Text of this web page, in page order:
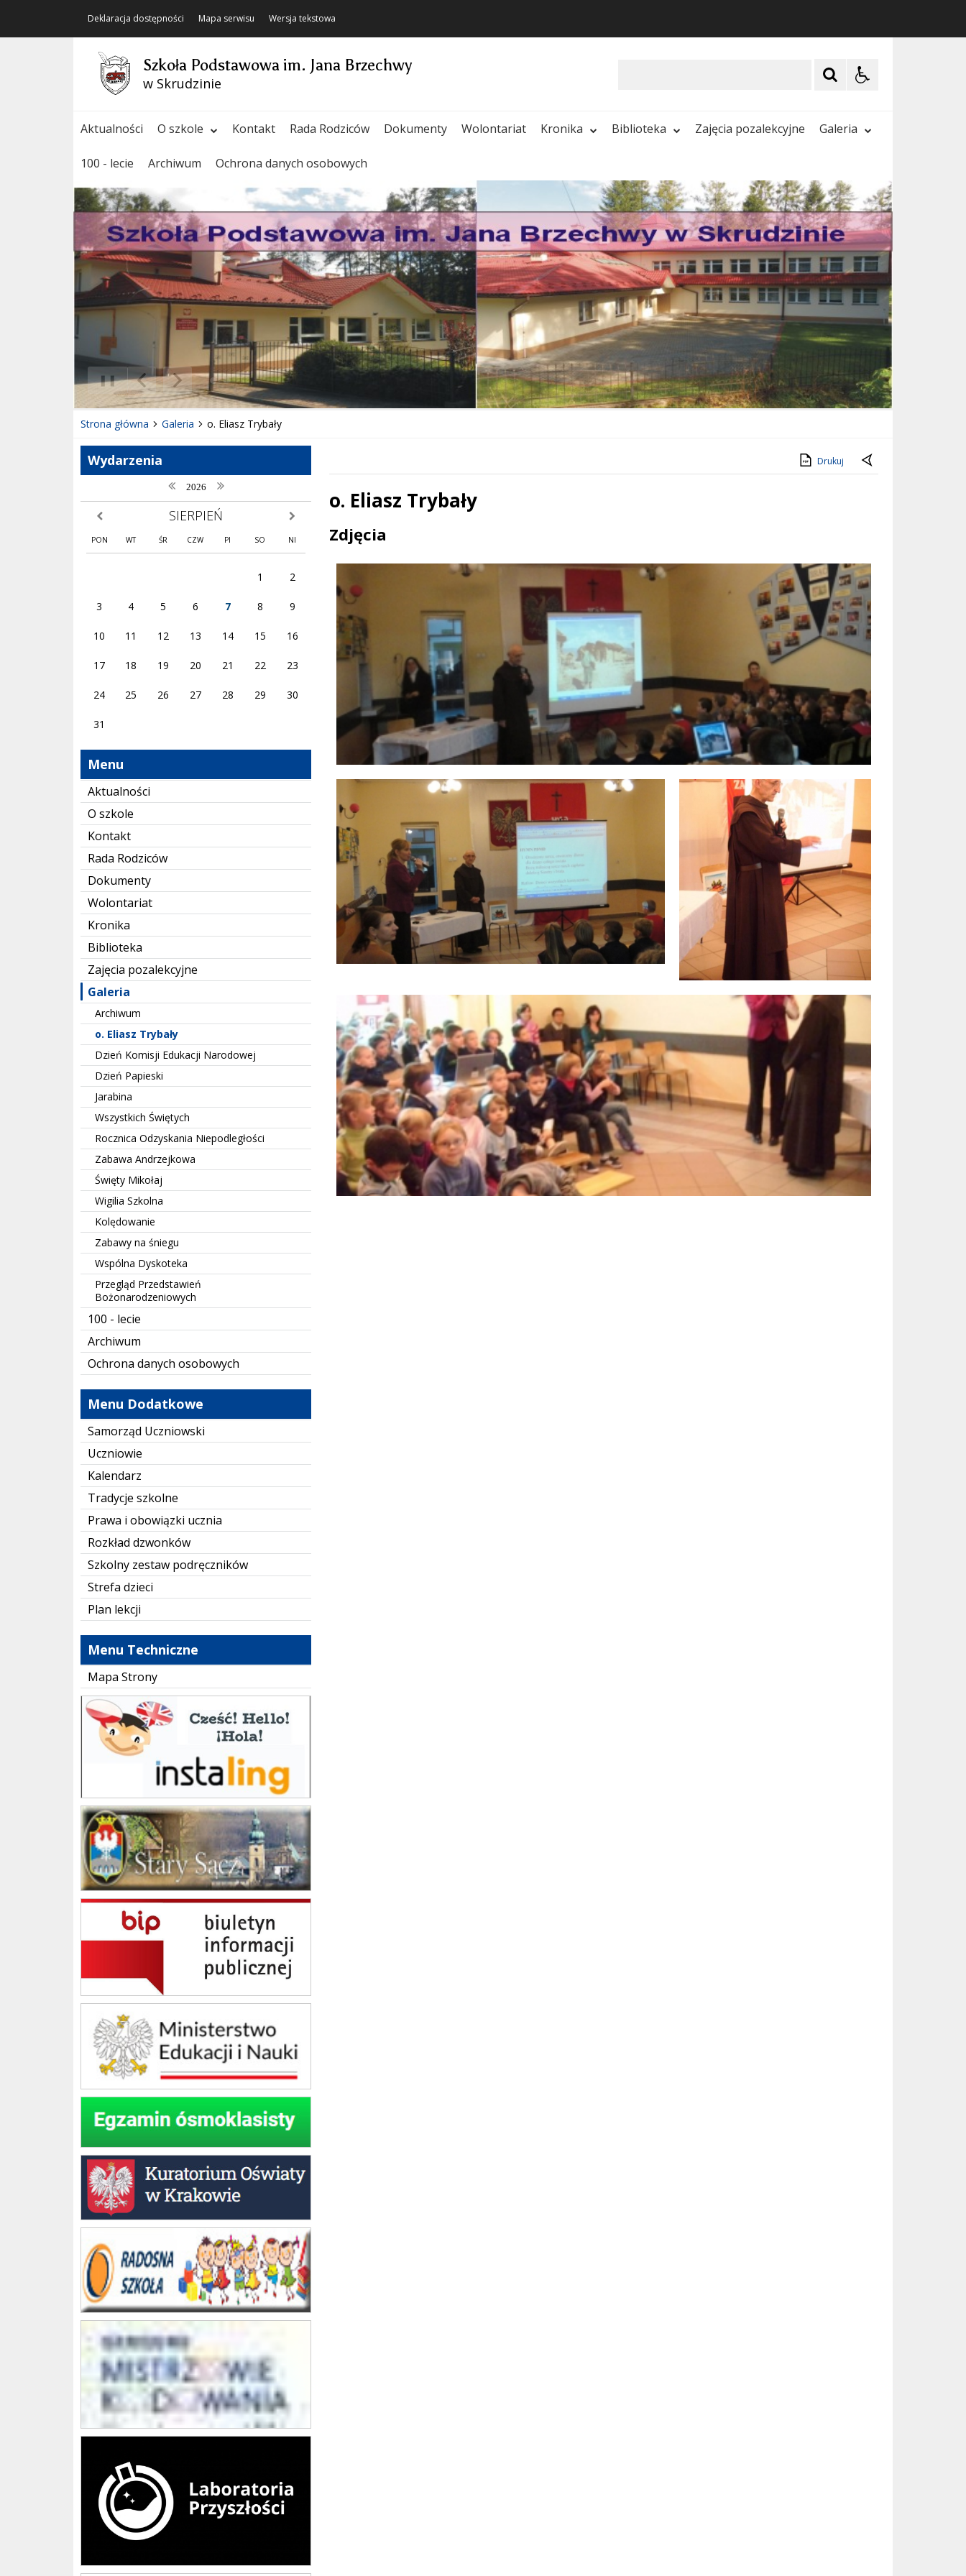
Deklaracja dostępności Mapa serwisu Wersja tekstowa
Szkoła Podstawowa im. Jana Brzechwy
w Skrudzinie
Aktualności O szkole Kontakt Rada Rodziców Dokumenty Wolontariat Kronika Biblioteka Zajęcia pozalekcyjne Galeria
100 - lecie Archiwum Ochrona danych osobowych
Poprzedni Element
Następny Element
❚❚
Strona główna Galeria o. Eliasz Trybały
Wydarzenia
poprzedni rok
2026 następny rok
poprzedni miesiąc SIERPIEŃ następny miesiąc
PON WT ŚR CZW PI SO NI
1 2
3 4 5 6 7 8 9
10 11 12 13 14 15 16
17 18 19 20 21 22 23
24 25 26 27 28 29 30
31
Menu
Aktualności
O szkole
Kontakt
Rada Rodziców
Dokumenty
Wolontariat
Kronika
Biblioteka
Zajęcia pozalekcyjne
Galeria
Archiwum
o. Eliasz Trybały
Dzień Komisji Edukacji Narodowej
Dzień Papieski
Jarabina
Wszystkich Świętych
Rocznica Odzyskania Niepodległości
Zabawa Andrzejkowa
Święty Mikołaj
Wigilia Szkolna
Kolędowanie
Zabawy na śniegu
Wspólna Dyskoteka
Przegląd Przedstawień
Bożonarodzeniowych
100 - lecie
Archiwum
Ochrona danych osobowych
Menu Dodatkowe
Samorząd Uczniowski
Uczniowie
Kalendarz
Tradycje szkolne
Prawa i obowiązki ucznia
Rozkład dzwonków
Szkolny zestaw podręczników
Strefa dzieci
Plan lekcji
Menu Techniczne
Mapa Strony
instaling
Gmina Stary Sącz
BIP Szkoła Podstawowa im. Jana Brzechwy w Skrudzinie
Ministerstwo Edukacji Narodowej
Egzamin ósmoklasisty
Kuratorium Oświaty w Krakowie
Mistrzowie Kodowania
Laboratoria przyszłości
Drukuj
o. Eliasz Trybały
Treść
Zdjęcia